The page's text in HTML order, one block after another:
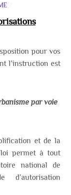
pour vos
l’instruction est
par voie
et de la
permet à tout
national de